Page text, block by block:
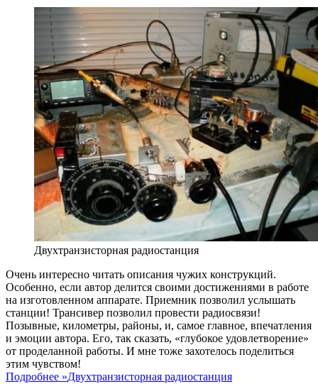
Двухтранзисторная радиостанция
Очень интересно читать описания чужих конструкций.
Особенно, если автор делится своими достижениями в работе
на изготовленном аппарате. Приемник позволил услышать
станции! Трансивер позволил провести радиосвязи!
Позывные, километры, районы, и, самое главное, впечатления
и эмоции автора. Его, так сказать, «глубокое удовлетворение»
от проделанной работы. И мне тоже захотелось поделиться
этим чувством!
Подробнее »Двухтранзисторная радиостанция